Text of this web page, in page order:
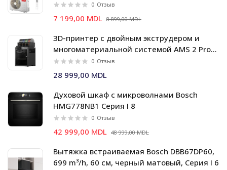
0 Отзыв
7 199,00 MDL 8 899,00 MDL
3D-принтер с двойным экструдером и
многоматериальной системой AMS 2 Pro
Bambu Lab X2D Combo
0 Отзыв
28 999,00 MDL
Духовой шкаф c микроволнами Bosch
HMG778NB1 Серия I 8
0 Отзыв
42 999,00 MDL 48 999,00 MDL
Вытяжка встраиваемая Bosch DBB67DP60,
699 m³/h, 60 см, черный матовый, Серия I 6